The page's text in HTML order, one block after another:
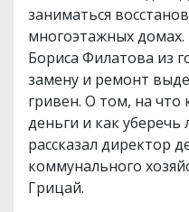
заниматься
многоэтажных
Бориса Филатова из
замену и ремонт
гривен. О том, на что
деньги и как
рассказал директор
коммунального
Грицай.